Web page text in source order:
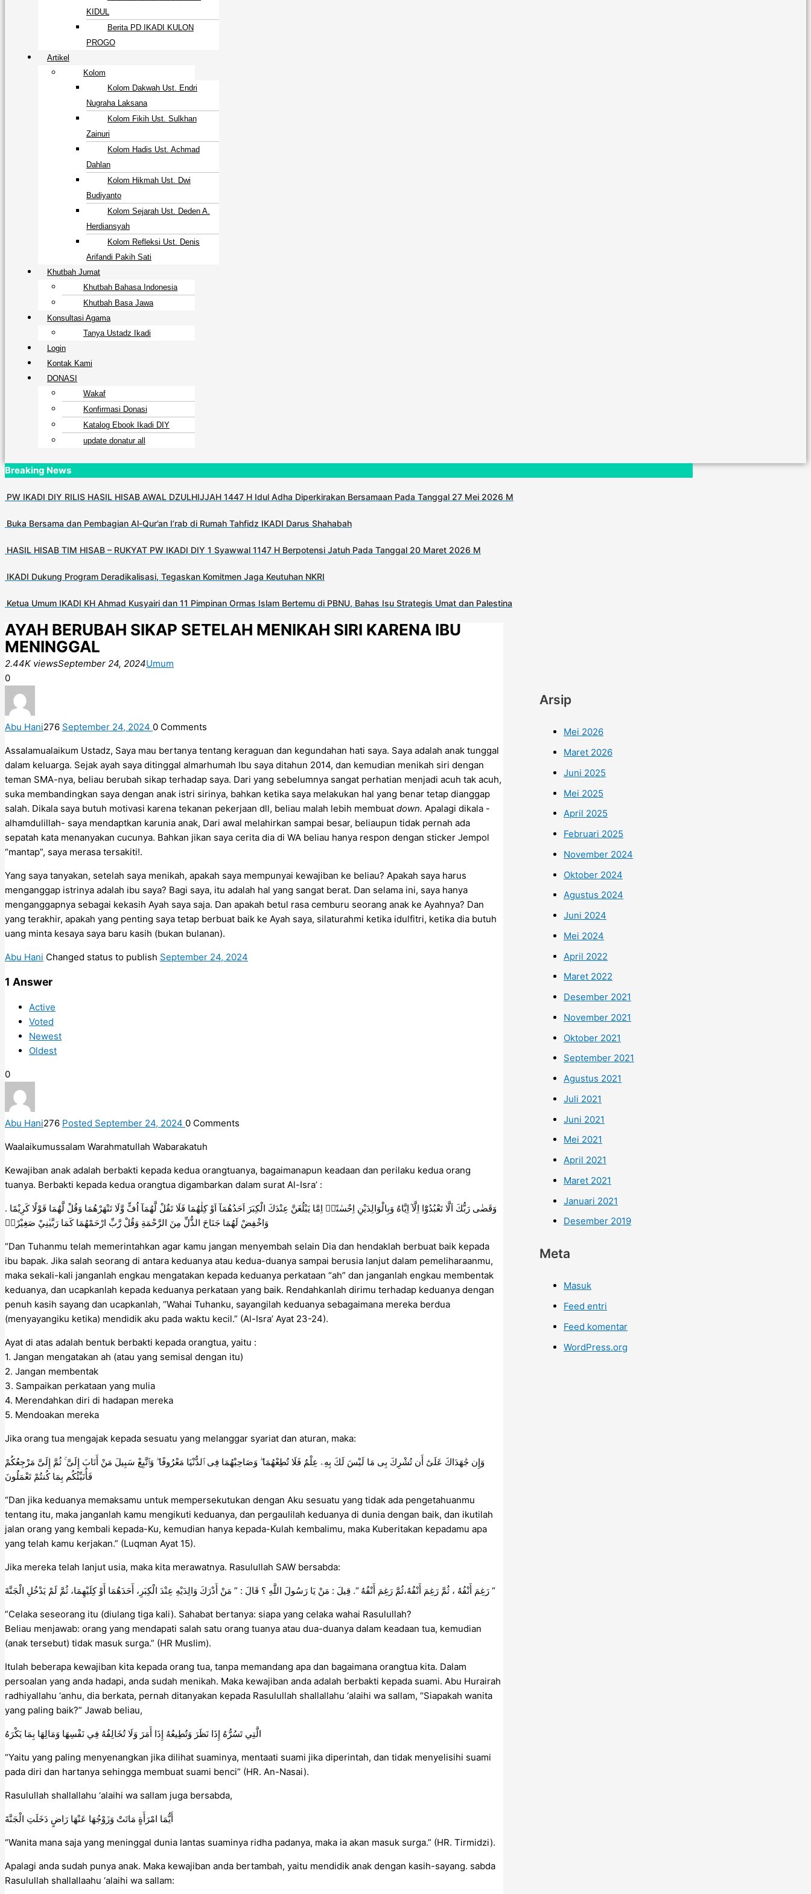
KIDUL
Berita PD IKADI KULON
PROGO
Artikel
Kolom
Kolom Dakwah Ust. Endri
Nugraha Laksana
Kolom Fikih Ust. Sulkhan
Zainuri
Kolom Hadis Ust. Achmad
Dahlan
Kolom Hikmah Ust. Dwi
Budiyanto
Kolom Sejarah Ust. Deden A.
Herdiansyah
Kolom Refleksi Ust. Denis
Arifandi Pakih Sati
Khutbah Jumat
Khutbah Bahasa Indonesia
Khutbah Basa Jawa
Konsultasi Agama
Tanya Ustadz Ikadi
Login
Kontak Kami
DONASI
Wakaf
Konfirmasi Donasi
Katalog Ebook Ikadi DIY
update donatur all
Breaking News
PW IKADI DIY RILIS HASIL HISAB AWAL DZULHIJJAH 1447 H Idul Adha Diperkirakan Bersamaan Pada Tanggal 27 Mei 2026 M
Buka Bersama dan Pembagian Al-Qur’an I’rab di Rumah Tahfidz IKADI Darus Shahabah
HASIL HISAB TIM HISAB – RUKYAT PW IKADI DIY 1 Syawwal 1147 H Berpotensi Jatuh Pada Tanggal 20 Maret 2026 M
IKADI Dukung Program Deradikalisasi, Tegaskan Komitmen Jaga Keutuhan NKRI
Ketua Umum IKADI KH Ahmad Kusyairi dan 11 Pimpinan Ormas Islam Bertemu di PBNU, Bahas Isu Strategis Umat dan Palestina
AYAH BERUBAH SIKAP SETELAH MENIKAH SIRI KARENA IBU
MENINGGAL
2.44K viewsSeptember 24, 2024Umum
0
Abu Hani276 September 24, 2024 0 Comments
Assalamualaikum Ustadz, Saya mau bertanya tentang keraguan dan kegundahan hati saya. Saya adalah anak tunggal
dalam keluarga. Sejak ayah saya ditinggal almarhumah Ibu saya ditahun 2014, dan kemudian menikah siri dengan
teman SMA-nya, beliau berubah sikap terhadap saya. Dari yang sebelumnya sangat perhatian menjadi acuh tak acuh,
suka membandingkan saya dengan anak istri sirinya, bahkan ketika saya melakukan hal yang benar tetap dianggap
salah. Dikala saya butuh motivasi karena tekanan pekerjaan dll, beliau malah lebih membuat down. Apalagi dikala -
alhamdulillah- saya mendaptkan karunia anak, Dari awal melahirkan sampai besar, beliaupun tidak pernah ada
sepatah kata menanyakan cucunya. Bahkan jikan saya cerita dia di WA beliau hanya respon dengan sticker Jempol
“mantap”, saya merasa tersakiti!.
Yang saya tanyakan, setelah saya menikah, apakah saya mempunyai kewajiban ke beliau? Apakah saya harus
menganggap istrinya adalah ibu saya? Bagi saya, itu adalah hal yang sangat berat. Dan selama ini, saya hanya
menganggapnya sebagai kekasih Ayah saya saja. Dan apakah betul rasa cemburu seorang anak ke Ayahnya? Dan
yang terakhir, apakah yang penting saya tetap berbuat baik ke Ayah saya, silaturahmi ketika idulfitri, ketika dia butuh
uang minta kesaya saya baru kasih (bukan bulanan).
Abu Hani Changed status to publish September 24, 2024
1 Answer
Active
Voted
Newest
Oldest
0
Abu Hani276 Posted September 24, 2024 0 Comments
Waalaikumussalam Warahmatullah Wabarakatuh
Kewajiban anak adalah berbakti kepada kedua orangtuanya, bagaimanapun keadaan dan perilaku kedua orang
tuanya. Berbakti kepada kedua orangtua digambarkan dalam surat Al-Isra’ :
وَقَضٰى رَبُّكَ اَلَّا تَعْبُدُوْٓا اِلَّآ اِيَّاهُ وَبِالْوَالِدَيْنِ اِحْسٰنًاۗ اِمَّا يَبْلُغَنَّ عِنْدَكَ الْكِبَرَ اَحَدُهُمَآ اَوْ كِلٰهُمَا فَلَا تَقُلْ لَّهُمَآ اُفٍّ وَّلَا تَنْهَرْهُمَا وَقُلْ لَّهُمَا قَوْلًا كَرِيْمًا .
وَاخْفِضْ لَهُمَا جَنَاحَ الذُّلِّ مِنَ الرَّحْمَةِ وَقُلْ رَّبِّ ارْحَمْهُمَا كَمَا رَبَّيٰنِيْ صَغِيْرًاۗ
“Dan Tuhanmu telah memerintahkan agar kamu jangan menyembah selain Dia dan hendaklah berbuat baik kepada
ibu bapak. Jika salah seorang di antara keduanya atau kedua-duanya sampai berusia lanjut dalam pemeliharaanmu,
maka sekali-kali janganlah engkau mengatakan kepada keduanya perkataan “ah” dan janganlah engkau membentak
keduanya, dan ucapkanlah kepada keduanya perkataan yang baik. Rendahkanlah dirimu terhadap keduanya dengan
penuh kasih sayang dan ucapkanlah, “Wahai Tuhanku, sayangilah keduanya sebagaimana mereka berdua
(menyayangiku ketika) mendidik aku pada waktu kecil.” (Al-Isra’ Ayat 23-24).
Ayat di atas adalah bentuk berbakti kepada orangtua, yaitu :
1. Jangan mengatakan ah (atau yang semisal dengan itu)
2. Jangan membentak
3. Sampaikan perkataan yang mulia
4. Merendahkan diri di hadapan mereka
5. Mendoakan mereka
Jika orang tua mengajak kepada sesuatu yang melanggar syariat dan aturan, maka:
وَإِن جَٰهَدَاكَ عَلَىٰٓ أَن تُشْرِكَ بِى مَا لَيْسَ لَكَ بِهِۦ عِلْمٌ فَلَا تُطِعْهُمَا ۖ وَصَاحِبْهُمَا فِى ٱلدُّنْيَا مَعْرُوفًا ۖ وَٱتَّبِعْ سَبِيلَ مَنْ أَنَابَ إِلَىَّ ۚ ثُمَّ إِلَىَّ مَرْجِعُكُمْ
فَأُنَبِّئُكُم بِمَا كُنتُمْ تَعْمَلُونَ
“Dan jika keduanya memaksamu untuk mempersekutukan dengan Aku sesuatu yang tidak ada pengetahuanmu
tentang itu, maka janganlah kamu mengikuti keduanya, dan pergaulilah keduanya di dunia dengan baik, dan ikutilah
jalan orang yang kembali kepada-Ku, kemudian hanya kepada-Kulah kembalimu, maka Kuberitakan kepadamu apa
yang telah kamu kerjakan.” (Luqman Ayat 15).
Jika mereka telah lanjut usia, maka kita merawatnya. Rasulullah SAW bersabda:
رَغِمَ أَنْفُهُ ، ثُمَّ رَغِمَ أَنْفُهُ،ثُمَّ رَغِمَ أَنْفُهُ “. قِيلَ : مَنْ يَا رَسُولَ اللَّهِ ؟ قَالَ : ” مَنْ أَدْرَكَ وَالِدَيْهِ عِنْدَ الْكِبَرِ، أَحَدَهُمَا أَوْ كِلَيْهِمَا، ثُمَّ لَمْ يَدْخُلِ الْجَنَّةَ “
”Celaka seseorang itu (diulang tiga kali). Sahabat bertanya: siapa yang celaka wahai Rasulullah?
Beliau menjawab: orang yang mendapati salah satu orang tuanya atau dua-duanya dalam keadaan tua, kemudian
(anak tersebut) tidak masuk surga.” (HR Muslim).
Itulah beberapa kewajiban kita kepada orang tua, tanpa memandang apa dan bagaimana orangtua kita. Dalam
persoalan yang anda hadapi, anda sudah menikah. Maka kewajiban anda adalah berbakti kepada suami. Abu Hurairah
radhiyallahu ‘anhu, dia berkata, pernah ditanyakan kepada Rasulullah shallallahu ‘alaihi wa sallam, “Siapakah wanita
yang paling baik?” Jawab beliau,
الَّتِي تَسُرُّهُ إِذَا نَظَرَ وَتُطِيعُهُ إِذَا أَمَرَ وَلَا تُخَالِفُهُ فِي نَفْسِهَا وَمَالِهَا بِمَا يَكْرَهُ
“Yaitu yang paling menyenangkan jika dilihat suaminya, mentaati suami jika diperintah, dan tidak menyelisihi suami
pada diri dan hartanya sehingga membuat suami benci” (HR. An-Nasai).
Rasulullah shallallahu ‘alaihi wa sallam juga bersabda,
أَيُّمَا امْرَأَةٍ مَاتَتْ وَزَوْجُهَا عَنْهَا رَاضٍ دَخَلَتِ الْجَنَّةَ
“Wanita mana saja yang meninggal dunia lantas suaminya ridha padanya, maka ia akan masuk surga.” (HR. Tirmidzi).
Apalagi anda sudah punya anak. Maka kewajiban anda bertambah, yaitu mendidik anak dengan kasih-sayang. sabda
Rasulullah shallallaahu ‘alaihi wa sallam:
Arsip
Mei 2026
Maret 2026
Juni 2025
Mei 2025
April 2025
Februari 2025
November 2024
Oktober 2024
Agustus 2024
Juni 2024
Mei 2024
April 2022
Maret 2022
Desember 2021
November 2021
Oktober 2021
September 2021
Agustus 2021
Juli 2021
Juni 2021
Mei 2021
April 2021
Maret 2021
Januari 2021
Desember 2019
Meta
Masuk
Feed entri
Feed komentar
WordPress.org